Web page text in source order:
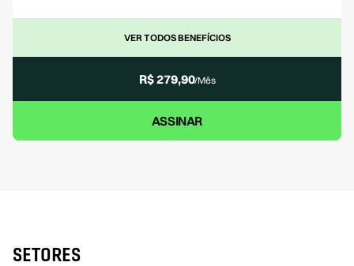
VER TODOS BENEFÍCIOS
R$ 279,90/Mês
ASSINAR
SETORES